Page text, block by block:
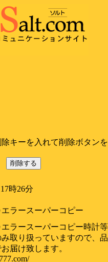
キーを入れて削除ボタン
削除する
時26分
ラースーパーコピー
ラースーパーコピー時計
取り扱っていますので、
届け致します。